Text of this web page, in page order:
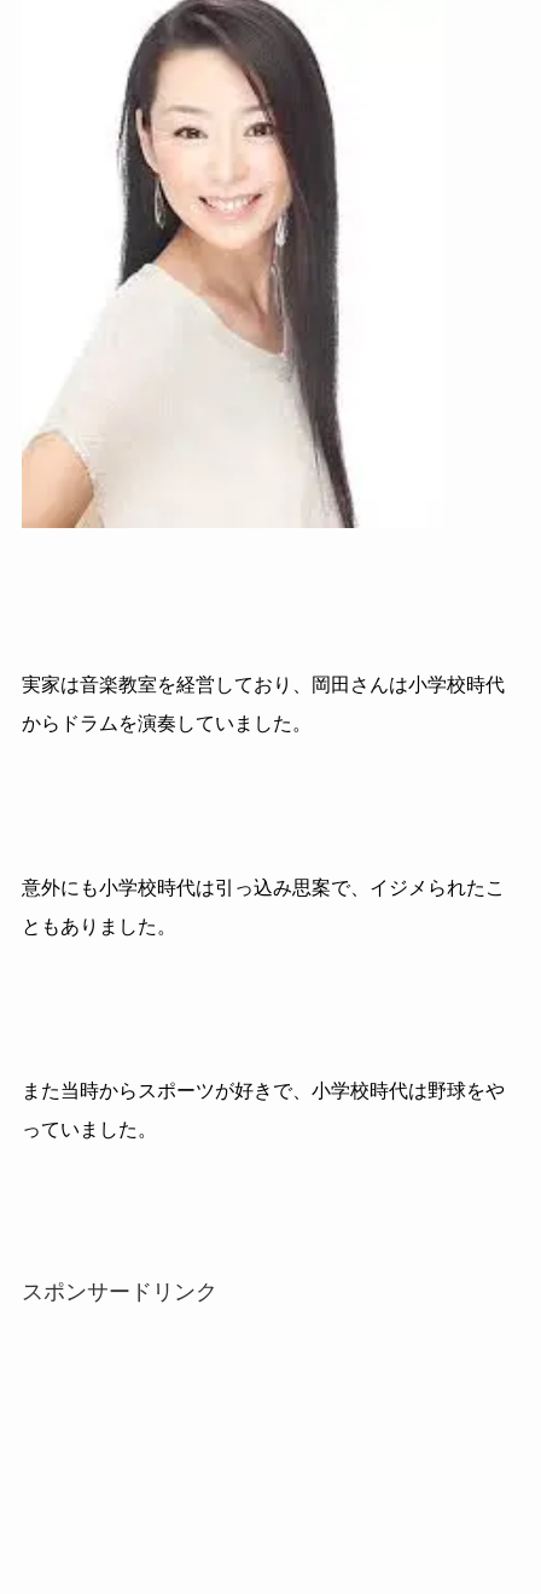
実家は音楽教室を経営しており、岡田さんは小学校時代
からドラムを演奏していました。
意外にも小学校時代は引っ込み思案で、イジメられたこ
ともありました。
また当時からスポーツが好きで、小学校時代は野球をや
っていました。
スポンサードリンク